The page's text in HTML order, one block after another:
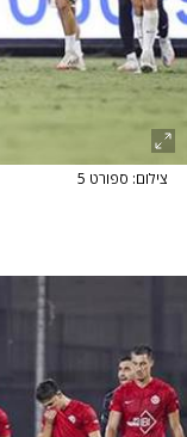
צילום: ספורט 5